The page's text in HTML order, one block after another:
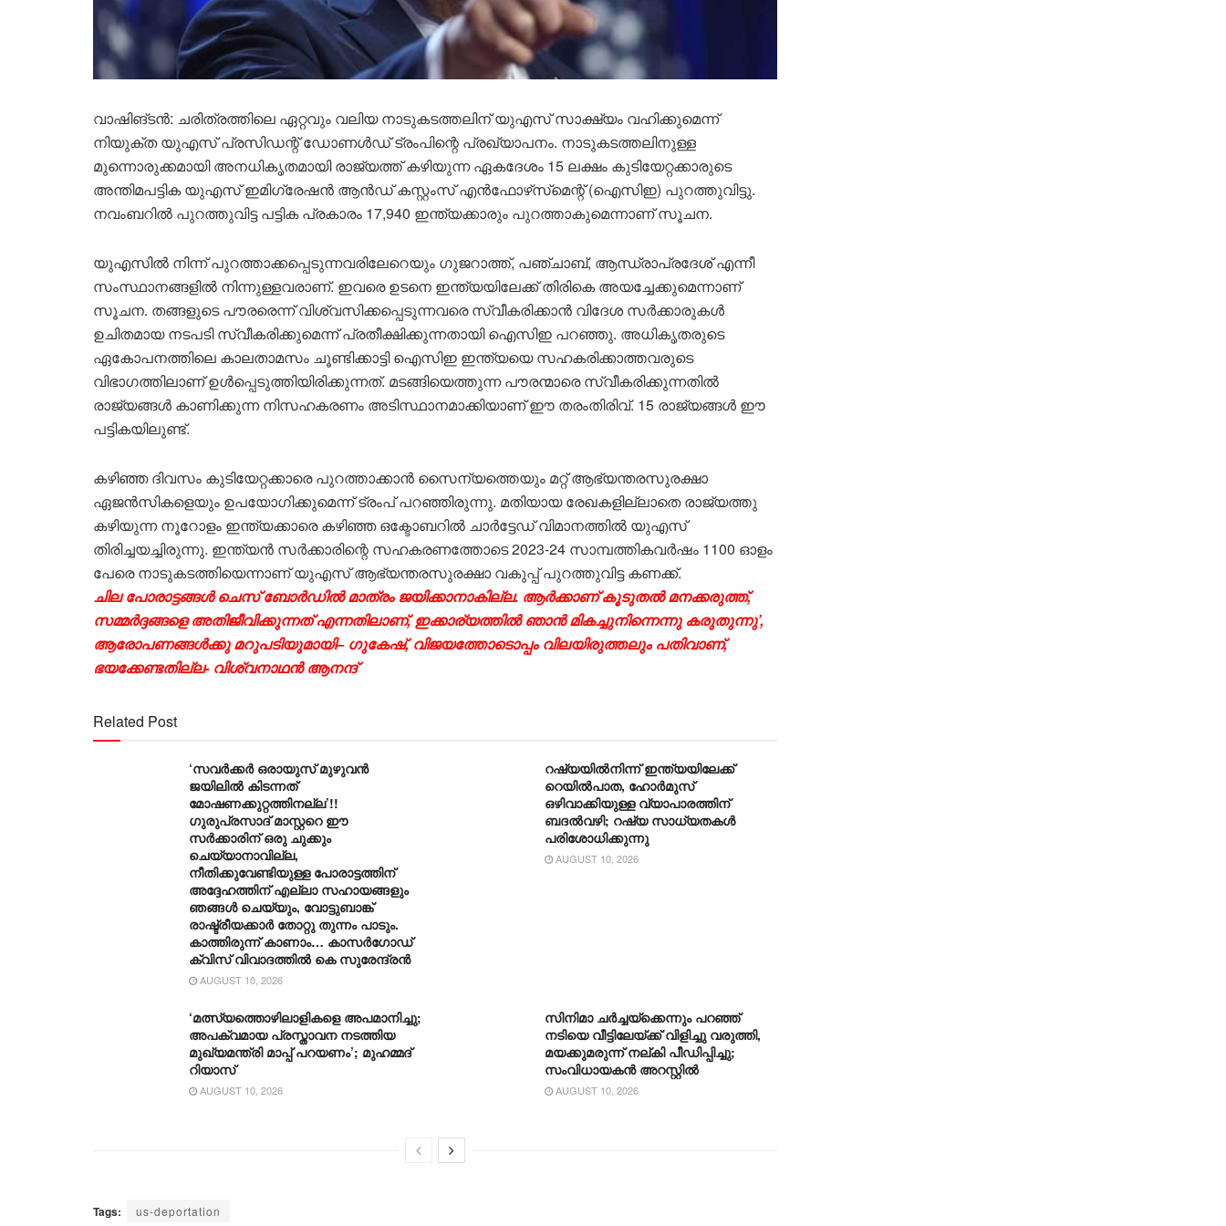
വാഷിങ്ടൻ: ചരിത്രത്തിലെ ഏറ്റവും വലിയ നാടുകടത്തലിന് യുഎസ് സാക്ഷ്യം വഹിക്കുമെന്ന്
നിയുക്ത യുഎസ് പ്രസിഡന്റ് ഡോണൾഡ് ട്രംപിന്റെ പ്രഖ്യാപനം. നാടുകടത്തലിനുള്ള
മുന്നൊരുക്കമായി അനധികൃതമായി രാജ്യത്ത് കഴിയുന്ന ഏകദേശം 15 ലക്ഷം കുടിയേറ്റക്കാരുടെ
അന്തിമപട്ടിക യുഎസ് ഇമിഗ്രേഷൻ ആൻഡ് കസ്റ്റംസ് എൻഫോഴ്‌സ്‌മെന്റ് (ഐസിഇ) പുറത്തുവിട്ടു.
നവംബറിൽ പുറത്തുവിട്ട പട്ടിക പ്രകാരം 17,940 ഇന്ത്യക്കാരും പുറത്താകുമെന്നാണ് സൂചന.
യുഎസിൽ നിന്ന് പുറത്താക്കപ്പെടുന്നവരിലേറെയും ഗുജറാത്ത്, പഞ്ചാബ്, ആന്ധ്രാപ്രദേശ് എന്നീ
സംസ്ഥാനങ്ങളിൽ നിന്നുള്ളവരാണ്. ഇവരെ ഉടനെ ഇന്ത്യയിലേക്ക് തിരികെ അയച്ചേക്കുമെന്നാണ്
സൂചന. തങ്ങളുടെ പൗരരെന്ന് വിശ്വസിക്കപ്പെടുന്നവരെ സ്വീകരിക്കാൻ വിദേശ സർക്കാരുകൾ
ഉചിതമായ നടപടി സ്വീകരിക്കുമെന്ന്‌ പ്രതീക്ഷിക്കുന്നതായി ഐസിഇ പറഞ്ഞു. അധികൃതരുടെ
ഏകോപനത്തിലെ കാലതാമസം ചൂണ്ടിക്കാട്ടി ഐസിഇ ഇന്ത്യയെ സഹകരിക്കാത്തവരുടെ
വിഭാഗത്തിലാണ് ഉൾപ്പെടുത്തിയിരിക്കുന്നത്. മടങ്ങിയെത്തുന്ന പൗരന്മാരെ സ്വീകരിക്കുന്നതിൽ
രാജ്യങ്ങൾ കാണിക്കുന്ന നിസഹകരണം അടിസ്ഥാനമാക്കിയാണ് ഈ തരംതിരിവ്. 15 രാജ്യങ്ങൾ ഈ
പട്ടികയിലുണ്ട്.
കഴിഞ്ഞ ദിവസം കുടിയേറ്റക്കാരെ പുറത്താക്കാൻ സൈന്യത്തെയും മറ്റ്‌ ആഭ്യന്തരസുരക്ഷാ
ഏജൻസികളെയും ഉപയോഗിക്കുമെന്ന് ട്രംപ് പറഞ്ഞിരുന്നു. മതിയായ രേഖകളില്ലാതെ രാജ്യത്തു
കഴിയുന്ന നൂറോളം ഇന്ത്യക്കാരെ കഴിഞ്ഞ ഒക്ടോബറിൽ ചാർട്ടേഡ് വിമാനത്തിൽ യുഎസ്
തിരിച്ചയച്ചിരുന്നു. ഇന്ത്യൻ സർക്കാരിന്റെ സഹകരണത്തോടെ 2023-24 സാമ്പത്തികവർഷം 1100 ഓളം
പേരെ നാടുകടത്തിയെന്നാണ് യുഎസ് ആഭ്യന്തരസുരക്ഷാ വകുപ്പ് പുറത്തുവിട്ട കണക്ക്.
ചില പോരാട്ടങ്ങൾ ചെസ് ബോർഡിൽ മാത്രം ജയിക്കാനാകില്ല. ആർക്കാണ് കൂടുതൽ മനക്കരുത്ത്,
സമ്മർദ്ദങ്ങളെ അതിജീവിക്കുന്നത് എന്നതിലാണ്, ഇക്കാര്യത്തിൽ ഞാൻ മികച്ചുനിന്നെന്നു കരുതുന്നു’,
ആരോപണങ്ങൾക്കു മറുപടിയുമായി– ഗുകേഷ്, വിജയത്തോടൊപ്പം വിലയിരുത്തലും പതിവാണ്,
ഭയക്കേണ്ടതില്ല- വിശ്വനാഥൻ ആനന്ദ്
Related Post
‘സവർക്കർ ഒരായുസ് മുഴുവൻ
ജയിലിൽ കിടന്നത്
മോഷണക്കുറ്റത്തിനല്ല’!!
ഗുരുപ്രസാദ് മാസ്റ്ററെ ഈ
സർക്കാരിന് ഒരു ചുക്കും
ചെയ്യാനാവില്ല,
നീതിക്കുവേണ്ടിയുള്ള പോരാട്ടത്തിന്
അദ്ദേഹത്തിന് എല്ലാ സഹായങ്ങളും
ഞങ്ങൾ ചെയ്യും, വോട്ടുബാങ്ക്
രാഷ്ട്രീയക്കാർ തോറ്റു തുന്നം പാടും.
കാത്തിരുന്ന് കാണാം… കാസർഗോഡ്
ക്വിസ് വിവാദത്തിൽ കെ സുരേന്ദ്രൻ
AUGUST 10, 2026
റഷ്യയിൽനിന്ന് ഇന്ത്യയിലേക്ക്
റെയിൽപാത, ഹോർമുസ്
ഒഴിവാക്കിയുള്ള വ്യാപാരത്തിന്
ബദൽവഴി; റഷ്യ സാധ്യതകൾ
പരിശോധിക്കുന്നു
AUGUST 10, 2026
‘മത്സ്യത്തൊഴിലാളികളെ അപമാനിച്ചു;
അപക്വമായ പ്രസ്താവന നടത്തിയ
മുഖ്യമന്ത്രി മാപ്പ് പറയണം’; മുഹമ്മദ്
റിയാസ്
AUGUST 10, 2026
സിനിമാ ചർച്ചയ്ക്കെന്നും പറഞ്ഞ്
നടിയെ വീട്ടിലേയ്ക്ക് വിളിച്ചു വരുത്തി,
മയക്കുമരുന്ന് നല്കി പീഡിപ്പിച്ചു;
സംവിധായകൻ അറസ്റ്റിൽ
AUGUST 10, 2026
Tags: us-deportation